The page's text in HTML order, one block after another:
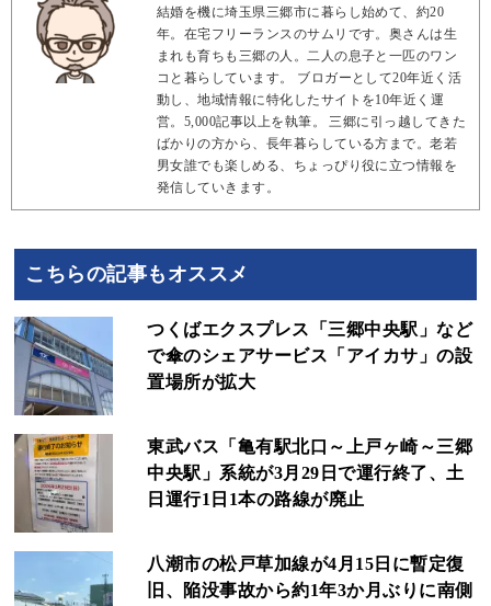
結婚を機に埼玉県三郷市に暮らし始めて、約20
年。在宅フリーランスのサムリです。奥さんは生
まれも育ちも三郷の人。二人の息子と一匹のワン
コと暮らしています。 ブロガーとして20年近く活
動し、地域情報に特化したサイトを10年近く運
営。5,000記事以上を執筆。 三郷に引っ越してきた
ばかりの方から、長年暮らしている方まで。老若
男女誰でも楽しめる、ちょっぴり役に立つ情報を
発信していきます。
こちらの記事もオススメ
つくばエクスプレス「三郷中央駅」など
で傘のシェアサービス「アイカサ」の設
置場所が拡大
東武バス「亀有駅北口～上戸ヶ崎～三郷
中央駅」系統が3月29日で運行終了、土
日運行1日1本の路線が廃止
八潮市の松戸草加線が4月15日に暫定復
旧、陥没事故から約1年3か月ぶりに南側